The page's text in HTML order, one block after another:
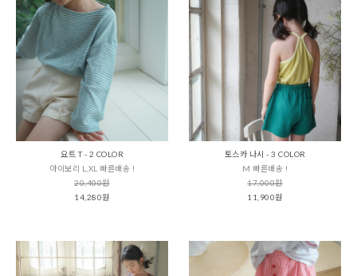
요트 T - 2 COLOR
아이보리 L,XL 빠른배송 !
20,400원
14,280원
토스카 나시 - 3 COLOR
M 빠른배송 !
17,000원
11,900원